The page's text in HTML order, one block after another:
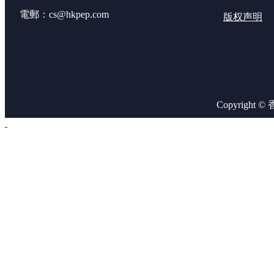
電郵：cs@hkpep.com 版权声明
Copyright ©